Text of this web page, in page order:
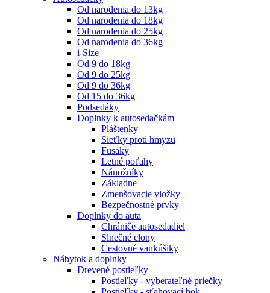
Od narodenia do 13kg
Od narodenia do 18kg
Od narodenia do 25kg
Od narodenia do 36kg
i-Size
Od 9 do 18kg
Od 9 do 25kg
Od 9 do 36kg
Od 15 do 36kg
Podsedáky
Doplnky k autosedačkám
Pláštenky
Sieťky proti hmyzu
Fusaky
Letné poťahy
Nánožníky
Základne
Zmenšovacie vložky
Bezpečnostné prvky
Doplnky do auta
Chrániče autosedadiel
Slnečné clony
Cestovné vankúšiky
Nábytok a doplnky
Drevené postieľky
Postieľky - vyberateľné priečky